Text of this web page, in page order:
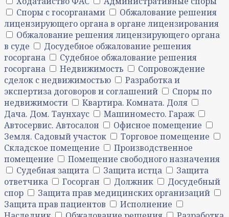
Споры с госорганами
Обжалование решения
лицензирующего органа в органе лицензирования
Обжалование решения лицензирующего органа
в суде
Досудебное обжалование решения
госоргана
Судебное обжалование решения
госоргана
Недвижимость
Сопровождение
сделок с недвижимостью
Разработка и
экспертиза договоров и соглашений
Споры по
недвижимости
Квартира. Комната. Доля
Дача. Дом. Таунхаус
Машиноместо. Гараж
Автосервис. Автосалон
Офисное помещение
Земля. Садовый участок
Торговое помещение
Складское помещение
Производственное
помещение
Помещение свободного назначения
Судебная защита
Защита истца
Защита
ответчика
Госорган Должник
Досудебный
спор
Защита прав медицинских организаций
Защита прав пациентов
Исполнение